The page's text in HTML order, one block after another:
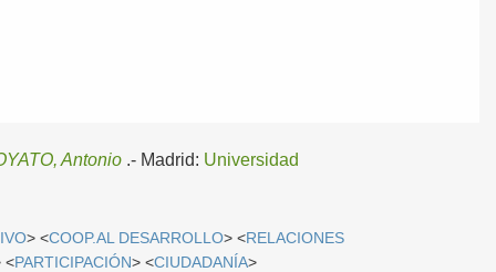
Antonio .- Madrid: Universidad
> <COOP.AL DESARROLLO> <RELACIONES
<PARTICIPACIÓN> <CIUDADANÍA>